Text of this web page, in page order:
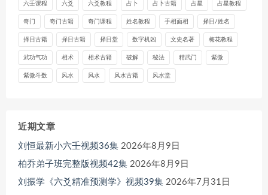
六壬课程 六爻 六爻教程 占卜 占卜古籍 占星 占星教程
奇门 奇门古籍 奇门课程 姓名教程 手相面相 择日/姓名
择日古籍 择日古籍 择日堂 数字机凶 文史名著 梅花教程
武功气功 相术 相术古籍 破解 秘法 精武门 紫微
紫微斗数 风水 风水 风水古籍 风水堂
近期文章
刘恒最新小六壬视频36集 2026年8月9日
柏乔弟子班完整版视频42集 2026年8月9日
刘振学《六爻精准预测学》视频39集 2026年7月31日